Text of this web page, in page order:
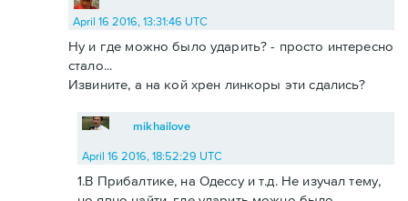
April 16 2016, 13:31:46 UTC
Ну и где можно было ударить? - просто интересно
стало...
Извините, а на кой хрен линкоры эти сдались?
mikhailove
April 16 2016, 18:52:29 UTC
1.В Прибалтике, на Одессу и т.д. Не изучал тему,